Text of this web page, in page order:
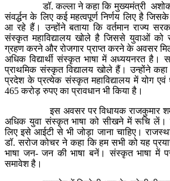
डॉ. कल्ला ने कहा कि मुख्यमंत्री अशोक
संवर्द्धन के लिए कई महत्वपूर्ण निर्णय लिए है
आ रहे हैं। उन्होंने बताया कि वर्तमान राज्य
संस्कृत महाविद्यालय खोले है जिससे युवाओं को
ग्रहण करने और रोजगार प्राप्त करने के अवसर
अधिक विद्यार्थी संस्कृत भाषा में अध्ययनरत है।
प्राथमिक संस्कृत विद्यालय खोले हैं। उन्होंने
प्रदेश के प्रत्येक संस्कृत महाविद्यालय में योग
465 करोड़ रुपए का प्रावधान भी किया है।
इस अवसर पर विधायक राजकुमार
अधिक युवा संस्कृत भाषा को सीखने में रूचि लें।
लिए इसे आईटी से भी जोड़ा जाना चाहिए।
डॉ. सरोज कोचर ने कहा कि हम सभी को यह
भाषा जन- जन की भाषा बनें। संस्कृत भाषा में
समावेश है।